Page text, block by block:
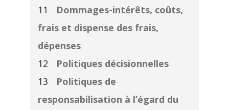
Dommages-intérêts, coûts,
frais et dispense des frais,
dépenses
Politiques décisionnelles
Politiques de
responsabilisation à l’égard du